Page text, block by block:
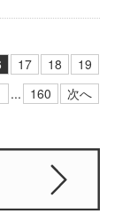
17 18
19
... 160 次へ